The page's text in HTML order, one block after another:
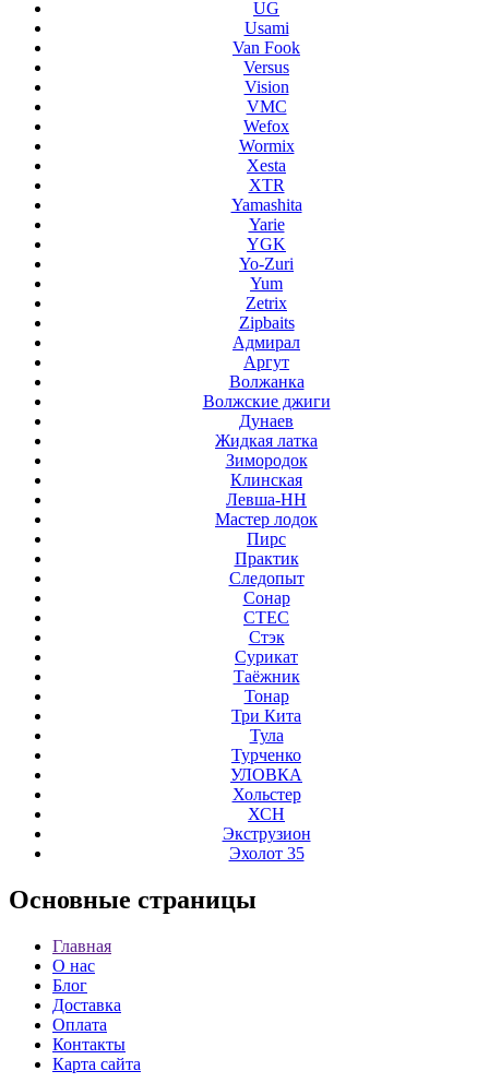
UG
Usami
Van Fook
Versus
Vision
VMC
Wefox
Wormix
Xesta
XTR
Yamashita
Yarie
YGK
Yo-Zuri
Yum
Zetrix
Zipbaits
Адмирал
Аргут
Волжанка
Волжские джиги
Дунаев
Жидкая латка
Зимородок
Клинская
Левша-НН
Мастер лодок
Пирс
Практик
Следопыт
Сонар
СТЕС
Стэк
Сурикат
Таёжник
Тонар
Три Кита
Тула
Турченко
УЛОВКА
Хольстер
ХСН
Экструзион
Эхолот 35
Основные страницы
Главная
О нас
Блог
Доставка
Оплата
Контакты
Карта сайта